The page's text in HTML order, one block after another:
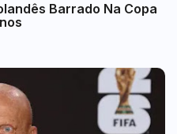
Barrado Na Copa